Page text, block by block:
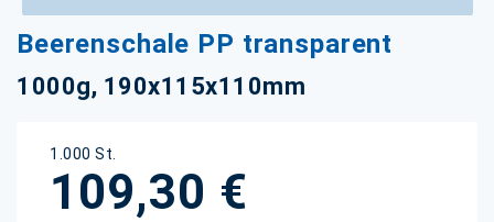
Beerenschale PP transparent
1000g, 190x115x110mm
1.000 St.
109,30 €
Anfang
der
Bildgalerie